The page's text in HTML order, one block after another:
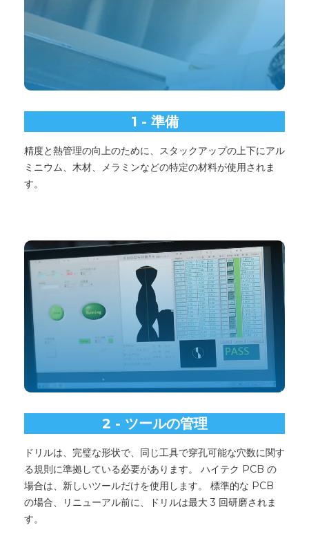
1 - 準備
精度と熱管理の向上のために、スタックアップの上下にアル
ミニウム、木材、メラミンなどの特定の材料が使用されま
す。
2 - ツールの管理
ドリルは、完璧な形状で、同じ工具で穿孔可能な穴数に関す
る規則に準拠している必要があります。 ハイテク PCB の
場合は、新しいツールだけを使用します。 標準的な PCB
の場合、リニューアル前に、ドリルは最大 3 回研磨されま
す。